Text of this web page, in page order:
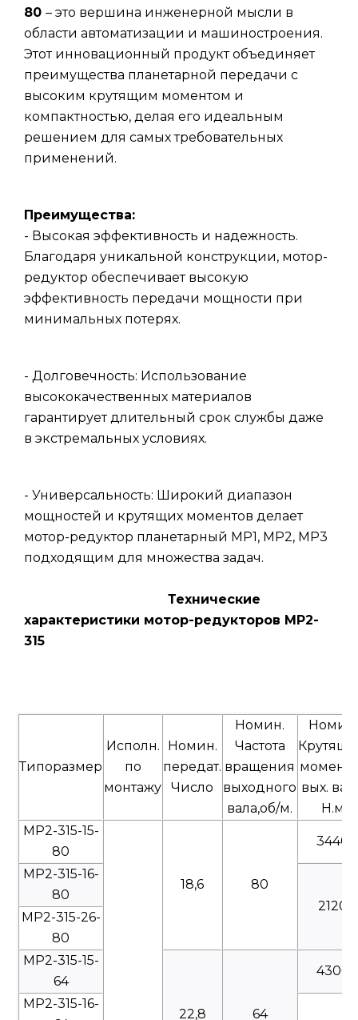
80 – это вершина инженерной мысли в
области автоматизации и машиностроения.
Этот инновационный продукт объединяет
преимущества планетарной передачи с
высоким крутящим моментом и
компактностью, делая его идеальным
решением для самых требовательных
применений.
Преимущества:
- Высокая эффективность и надежность.
Благодаря уникальной конструкции, мотор-
редуктор обеспечивает высокую
эффективность передачи мощности при
минимальных потерях.
- Долговечность: Использование
высококачественных материалов
гарантирует длительный срок службы даже
в экстремальных условиях.
- Универсальность: Широкий диапазон
мощностей и крутящих моментов делает
мотор-редуктор планетарный МР1, МР2, МР3
подходящим для множества задач.
Технические
характеристики мотор-редукторов МР2-
315
Типоразмер
Исполн.
по
монтажу
Номин.
передат.
Число
Номин.
Частота
вращения
выходного
вала,об/м.
Номин.
вых.
Н.м
МР2-315-15-
80
18,6 80
3440
МР2-315-16-
80
2120
МР2-315-26-
80
МР2-315-15-
64
22,8 64
4300
МР2-315-16-